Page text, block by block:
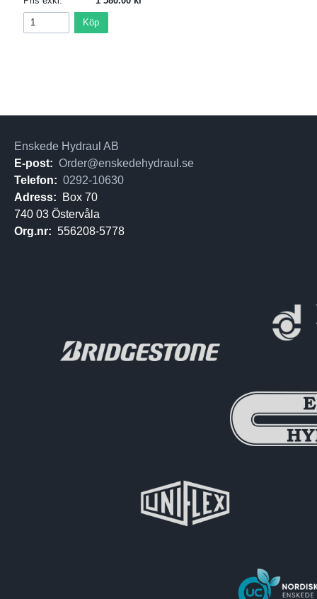
Köp
Enskede Hydraul AB
E-post: Order@enskedehydraul.se
Telefon: 0292-10630
Adress:
Box 70
740 03 Östervåla
Org.nr: 556208-5778